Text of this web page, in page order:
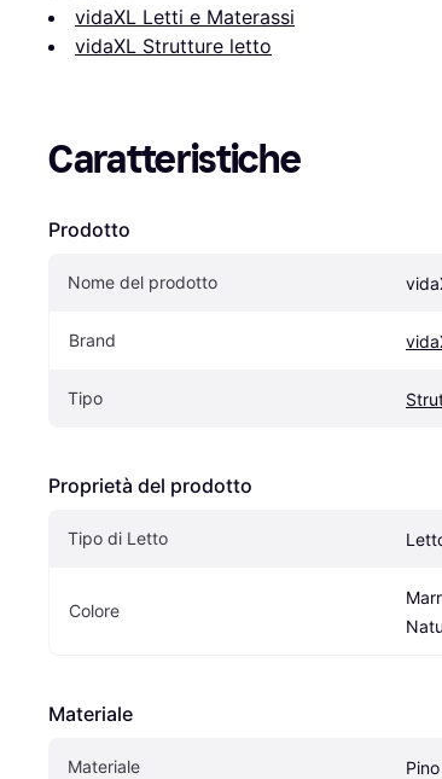
vidaXL Letti e Materassi
vidaXL Strutture letto
Caratteristiche
Prodotto
Nome del prodotto
Brand
Tipo
Proprietà del prodotto
Tipo di Letto
Colore
Materiale
Materiale Pino